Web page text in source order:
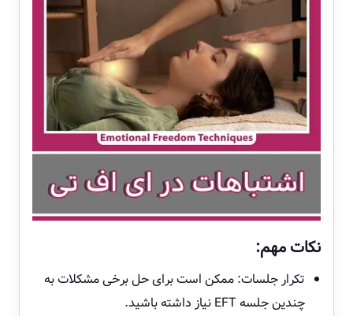
نکات مهم:
تکرار جلسات: ممکن است برای حل برخی مشکلات به
چندین جلسه EFT نیاز داشته باشید.